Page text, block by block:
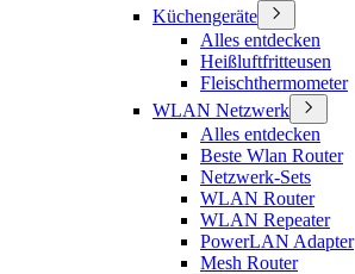
Küchengeräte
Alles entdecken
Heißluftfritteusen
Fleischthermometer
WLAN Netzwerk
Alles entdecken
Beste Wlan Router
Netzwerk-Sets
WLAN Router
WLAN Repeater
PowerLAN Adapter
Mesh Router